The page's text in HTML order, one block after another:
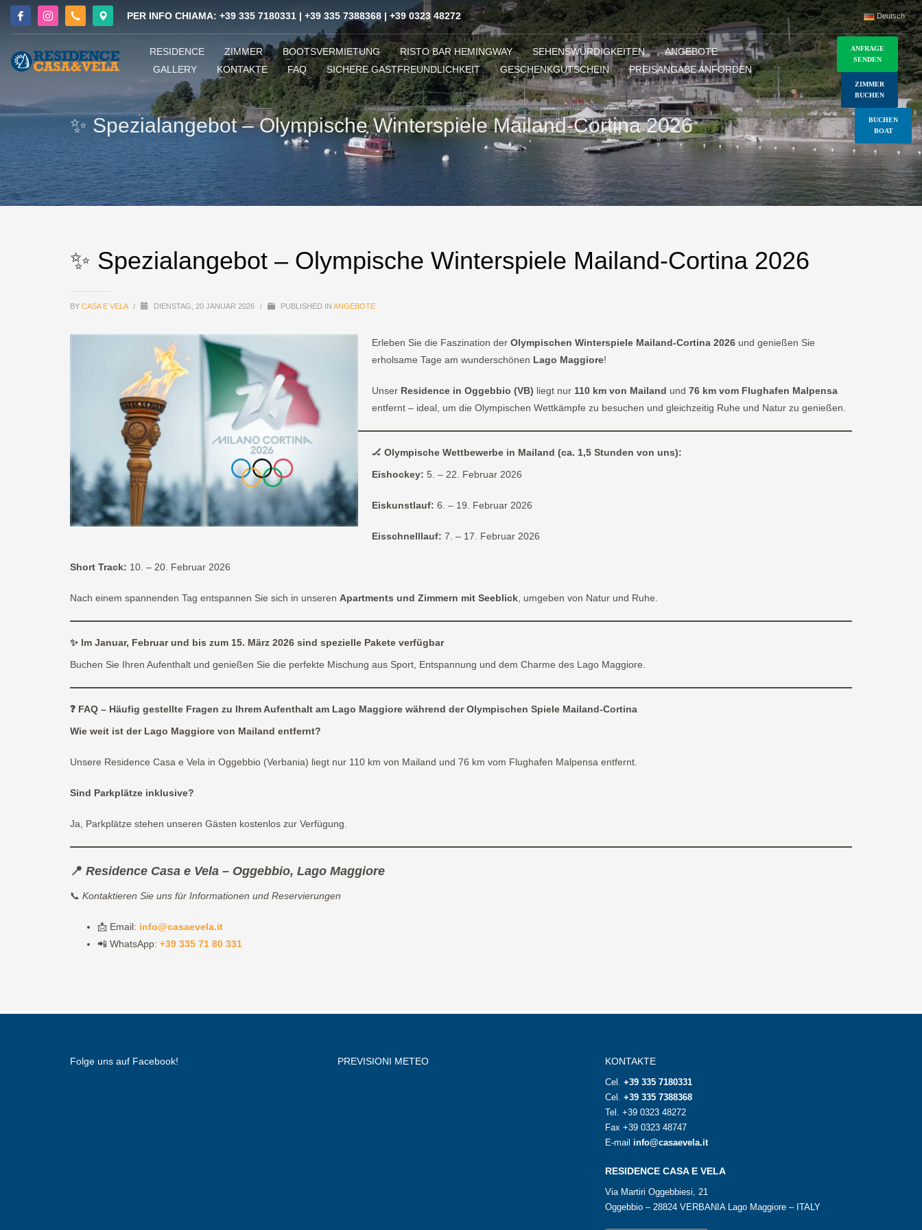
PER INFO CHIAMA: +39 335 7180331 | +39 335 7388368|+39 0323 48272 Deutsch
RESIDENCE ZIMMER BOOTSVERMIETUNG RISTO BAR HEMINGWAY SEHENSWÜRDIGKEITEN
ANGEBOTE
GALLERY
KONTAKTE FAQ SICHERE GASTFREUNDLICHKEIT GESCHENKGUTSCHEIN PREISANGABE ANFORDEN
ANFRAGE
SENDEN
ZIMMER
BUCHEN
BUCHEN
BOAT
✨ Spezialangebot – Olympische Winterspiele Mailand-Cortina 2026
✨ Spezialangebot – Olympische Winterspiele Mailand-Cortina 2026
BY CASA E VELA / DIENSTAG, 20 JANUAR 2026 / PUBLISHED IN ANGEBOTE
Erleben Sie die Faszination der Olympischen Winterspiele Mailand-Cortina 2026 und genießen Sie
erholsame Tage am wunderschönen Lago Maggiore!
Unser Residence in Oggebbio (VB) liegt nur 110 km von Mailand und 76 km vom Flughafen Malpensa
entfernt – ideal, um die Olympischen Wettkämpfe zu besuchen und gleichzeitig Ruhe und Natur zu genießen.
🏒 Olympische Wettbewerbe in Mailand (ca. 1,5 Stunden von uns):
Eishockey: 5. – 22. Februar 2026
Eiskunstlauf: 6. – 19. Februar 2026
Eisschnelllauf: 7. – 17. Februar 2026
Short Track: 10. – 20. Februar 2026
Nach einem spannenden Tag entspannen Sie sich in unseren Apartments und Zimmern mit Seeblick , umgeben von Natur und Ruhe.
✨ Im Januar, Februar und bis zum 15. März 2026 sind spezielle Pakete verfügbar
Buchen Sie Ihren Aufenthalt und genießen Sie die perfekte Mischung aus Sport, Entspannung und dem Charme des Lago Maggiore.
❓ FAQ – Häufig gestellte Fragen zu Ihrem Aufenthalt am Lago Maggiore während der Olympischen Spiele Mailand-Cortina
Wie weit ist der Lago Maggiore von Mailand entfernt?
Unsere Residence Casa e Vela in Oggebbio (Verbania) liegt nur 110 km von Mailand und 76 km vom Flughafen Malpensa entfernt.
Sind Parkplätze inklusive?
Ja, Parkplätze stehen unseren Gästen kostenlos zur Verfügung.
📍 Residence Casa e Vela – Oggebbio, Lago Maggiore
📞 Kontaktieren Sie uns für Informationen und Reservierungen
📩 Email: info@casaevela.it
📲 WhatsApp: +39 335 71 80 331
Folge uns auf Facebook! PREVISIONI METEO KONTAKTE
Cel. +39 335 7180331
Cel. +39 335 7388368
Tel. +39 0323 48272
Fax +39 0323 48747
E-mail info@casaevela.it
RESIDENCE CASA E VELA
Via Martiri Oggebbiesi, 21
Oggebbio – 28824 VERBANIA Lago Maggiore – ITALY